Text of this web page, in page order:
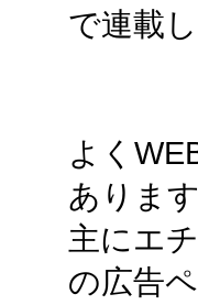
で連載
よく
ありま
主にエ
の広告